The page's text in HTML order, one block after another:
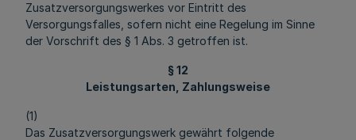
Zusatzversorgungswerkes vor Eintritt des
Versorgungsfalles, sofern nicht eine Regelung im Sinne
der Vorschrift des § 1 Abs. 3 getroffen ist.
§ 12
Leistungsarten, Zahlungsweise
(1)
Das Zusatzversorgungswerk gewährt folgende